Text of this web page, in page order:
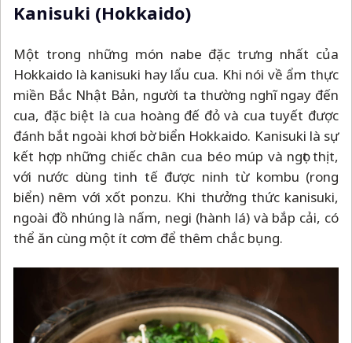
Kanisuki (Hokkaido)
Một trong những món nabe đặc trưng nhất của
Hokkaido là kanisuki hay lẩu cua. Khi nói về ẩm thực
miền Bắc Nhật Bản, người ta thường nghĩ ngay đến
cua, đặc biệt là cua hoàng đế đỏ và cua tuyết được
đánh bắt ngoài khơi bờ biển Hokkaido. Kanisuki là sự
kết hợp những chiếc chân cua béo múp và ngọt thịt,
với nước dùng tinh tế được ninh từ kombu (rong
biển) nêm với xốt ponzu. Khi thưởng thức kanisuki,
ngoài đồ nhúng là nấm, negi (hành lá) và bắp cải, có
thể ăn cùng một ít cơm để thêm chắc bụng.